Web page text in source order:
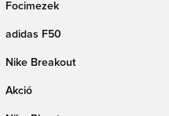
Focimezek
adidas F50
Nike Breakout
Akció